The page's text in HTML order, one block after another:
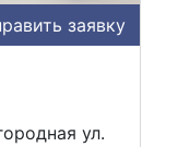
заявку
ул.